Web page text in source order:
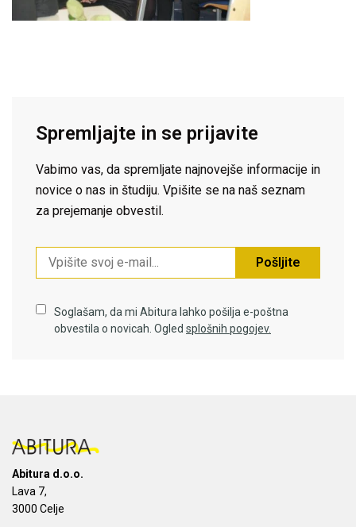
Spremljajte in se prijavite
Vabimo vas, da spremljate najnovejše informacije in
novice o nas in študiju. Vpišite se na naš seznam
za prejemanje obvestil.
Pošljite
Soglašam, da mi Abitura lahko pošilja e-poštna
obvestila o novicah. Ogled splošnih pogojev.
Abitura d.o.o.
Lava 7,
3000 Celje